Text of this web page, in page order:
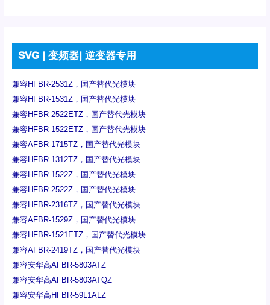
SVG | 变频器| 逆变器专用
兼容HFBR-2531Z，国产替代光模块
兼容HFBR-1531Z，国产替代光模块
兼容HFBR-2522ETZ，国产替代光模块
兼容HFBR-1522ETZ，国产替代光模块
兼容AFBR-1715TZ，国产替代光模块
兼容HFBR-1312TZ，国产替代光模块
兼容HFBR-1522Z，国产替代光模块
兼容HFBR-2522Z，国产替代光模块
兼容HFBR-2316TZ，国产替代光模块
兼容AFBR-1529Z，国产替代光模块
兼容HFBR-1521ETZ，国产替代光模块
兼容AFBR-2419TZ，国产替代光模块
兼容安华高AFBR-5803ATZ
兼容安华高AFBR-5803ATQZ
兼容安华高HFBR-59L1ALZ